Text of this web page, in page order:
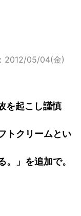
2012/05/04(金)
を起こし謹慎
トクリームとい
。」を追加で。